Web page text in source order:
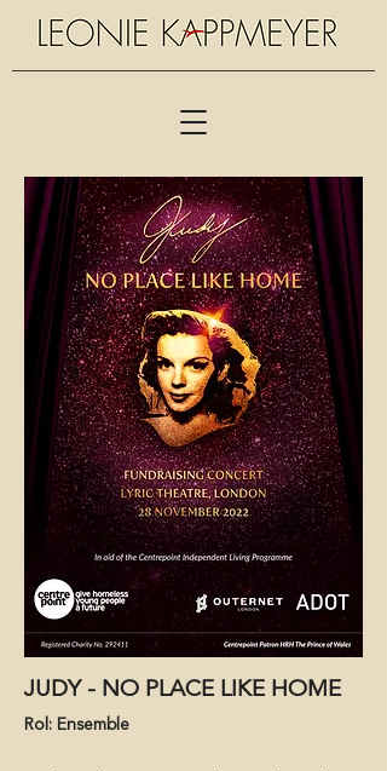
JUDY - NO PLACE LIKE HOME
Rol: Ensemble